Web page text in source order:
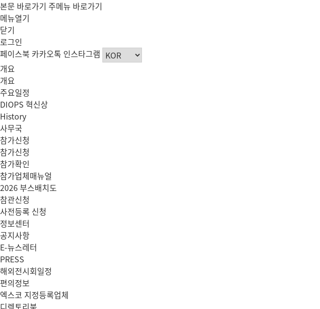
본문 바로가기 주메뉴 바로가기
메뉴열기
닫기
로그인
페이스북 카카오톡 인스타그램
개요
개요
주요일정
DIOPS 혁신상
History
사무국
참가신청
참가신청
참가확인
참가업체매뉴얼
2026 부스배치도
참관신청
사전등록 신청
정보센터
공지사항
E-뉴스레터
PRESS
해외전시회일정
편의정보
엑스코 지정등록업체
디렉토리북